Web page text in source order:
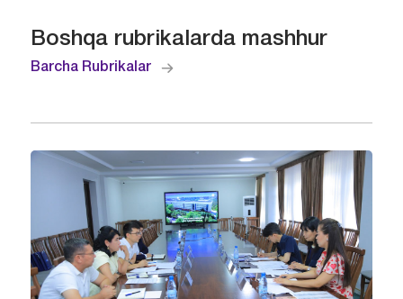
Boshqa rubrikalarda mashhur
Barcha Rubrikalar